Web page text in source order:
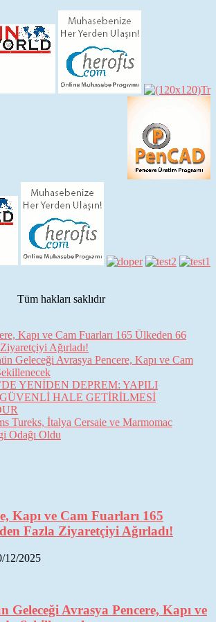
Tüm hakları saklıdır
Kapı ve Cam Fuarları 165 Ülkeden 66
Ağırladı!
Geleceği Avrasya Pencere, Kapı ve Cam
YENİDEN DEPREM: YAPILI
HALE GETİRİLMESİ
Tureks, İtalya Cersaie ve Marmomac
Odağı Oldu
Kapı ve Cam Fuarları 165
Fazla Ziyaretçiyi Ağırladı!
12/2025
Geleceği Avrasya Pencere, Kapı ve